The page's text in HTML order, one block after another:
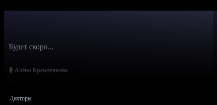
Алёна Кремленкова
Будет скоро...
Дикторы